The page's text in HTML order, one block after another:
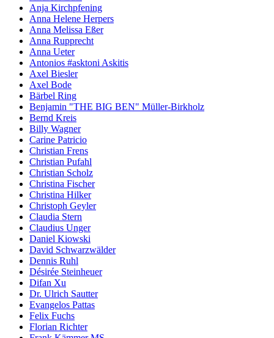
Anja Kirchpfening
Anna Helene Herpers
Anna Melissa Eßer
Anna Rupprecht
Anna Ueter
Antonios #asktoni Askitis
Axel Biesler
Axel Bode
Bärbel Ring
Benjamin "THE BIG BEN" Müller-Birkholz
Bernd Kreis
Billy Wagner
Carine Patricio
Christian Frens
Christian Pufahl
Christian Scholz
Christina Fischer
Christina Hilker
Christoph Geyler
Claudia Stern
Claudius Unger
Daniel Kiowski
David Schwarzwälder
Dennis Ruhl
Désirée Steinheuer
Difan Xu
Dr. Ulrich Sautter
Evangelos Pattas
Felix Fuchs
Florian Richter